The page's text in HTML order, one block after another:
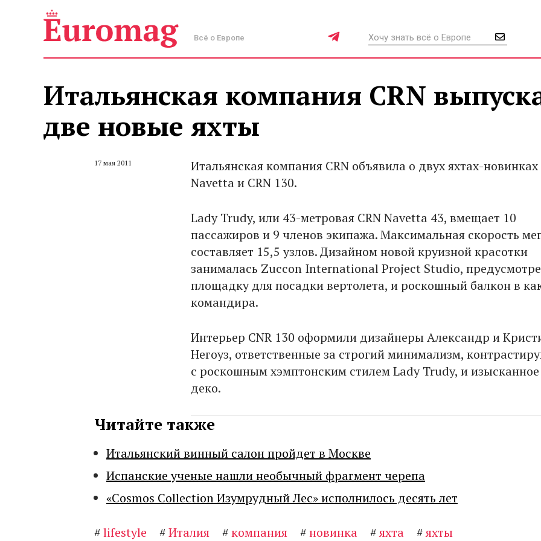
Всё о Европе
Итальянская компания CRN
две новые яхты
17 мая 2011
Итальянская компания CRN объявила о двух яхтах-новинках
Navetta и CRN 130.
Lady Trudy, или 43-метровая CRN Navetta 43, вмещает 10
пассажиров и 9 членов экипажа. Максимальная скорость
составляет 15,5 узлов. Дизайном новой круизной красотки
занималась Zuccon International Project Studio,
площадку для посадки вертолета, и роскошный балкон в
командира.
Интерьер CNR 130 оформили дизайнеры Александр и
Негоуз, ответственные за строгий минимализм,
с роскошным хэмптонским стилем Lady Trudy, и
деко.
Читайте также
Итальянский винный салон пройдет в Москве
Испанские ученые нашли необычный фрагмент черепа
«Cosmos Collection Изумрудный Лес» исполнилось десять лет
#lifestyle #Италия #компания #новинка #яхта #яхты